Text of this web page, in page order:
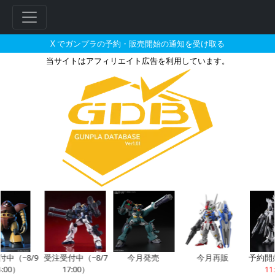
X でガンプラの予約・販売開始の通知を受け取る
当サイトはアフィリエイト広告を利用しています。
ガンダムAGE-1スパローのガン
中（~8/9
）
受注受付中（~8/7
17:00）
今月発売 今月再販
予約開
ワ
ー
ド
検
索